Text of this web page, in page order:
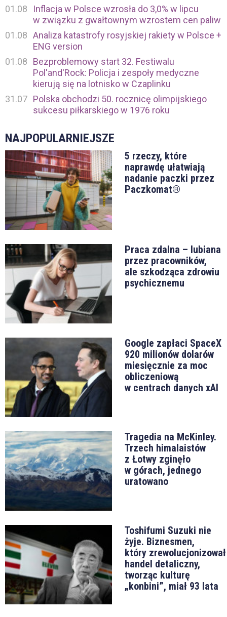
01.08
Inflacja w Polsce wzrosła do 3,0% w lipcu
w związku z gwałtownym wzrostem cen paliw
01.08 Analiza katastrofy rosyjskiej rakiety w Polsce +
ENG version
01.08
Bezproblemowy start 32. Festiwalu
Pol'and'Rock: Policja i zespoły medyczne
kierują się na lotnisko w Czaplinku
31.07 Polska obchodzi 50. rocznicę olimpijskiego
sukcesu piłkarskiego w 1976 roku
NAJPOPULARNIEJSZE
5 rzeczy, które
naprawdę ułatwiają
nadanie paczki przez
Paczkomat®
Praca zdalna – lubiana
przez pracowników,
ale szkodząca zdrowiu
psychicznemu
Google zapłaci SpaceX
920 milionów dolarów
miesięcznie za moc
obliczeniową
w centrach danych xAI
Tragedia na McKinley.
Trzech himalaistów
z Łotwy zginęło
w górach, jednego
uratowano
Toshifumi Suzuki nie
żyje. Biznesmen,
który zrewolucjonizował
handel detaliczny,
tworząc kulturę
„konbini”, miał 93 lata